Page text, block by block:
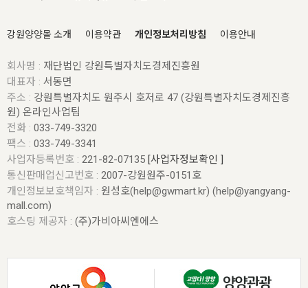
강원양양몰 소개 이용약관 개인정보처리방침 이용안내
회사명 : 재단법인 강원특별자치도경제진흥원
대표자 : 서동면
주소 : 강원특별자치도 원주시 호저로 47 (강원특별자치도경제진흥
원) 온라인사업팀
전화 : 033-749-3320
팩스 : 033-749-3341
사업자등록번호 : 221-82-07135 [사업자정보확인 ]
통신판매업신고번호 : 2007-강원원주-0151호
개인정보보호책임자 : 원성호(help@gwmart.kr) (help@yangyang-
mall.com)
호스팅 제공자 : (주)가비아씨엔에스